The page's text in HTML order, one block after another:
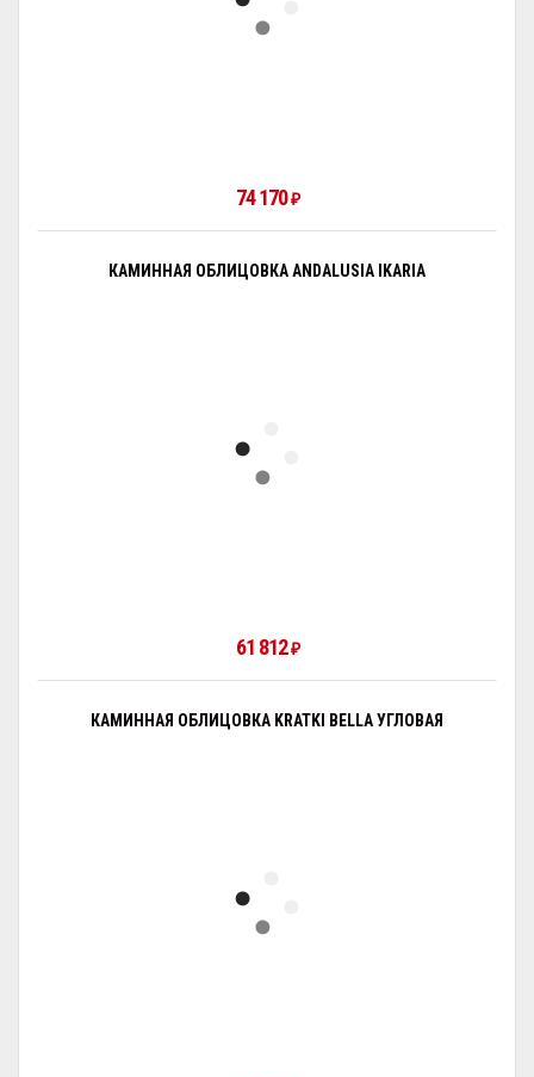
74 170₽
КАМИННАЯ ОБЛИЦОВКА ANDALUSIA IKARIA
61 812₽
КАМИННАЯ ОБЛИЦОВКА KRATKI BELLA УГЛОВАЯ